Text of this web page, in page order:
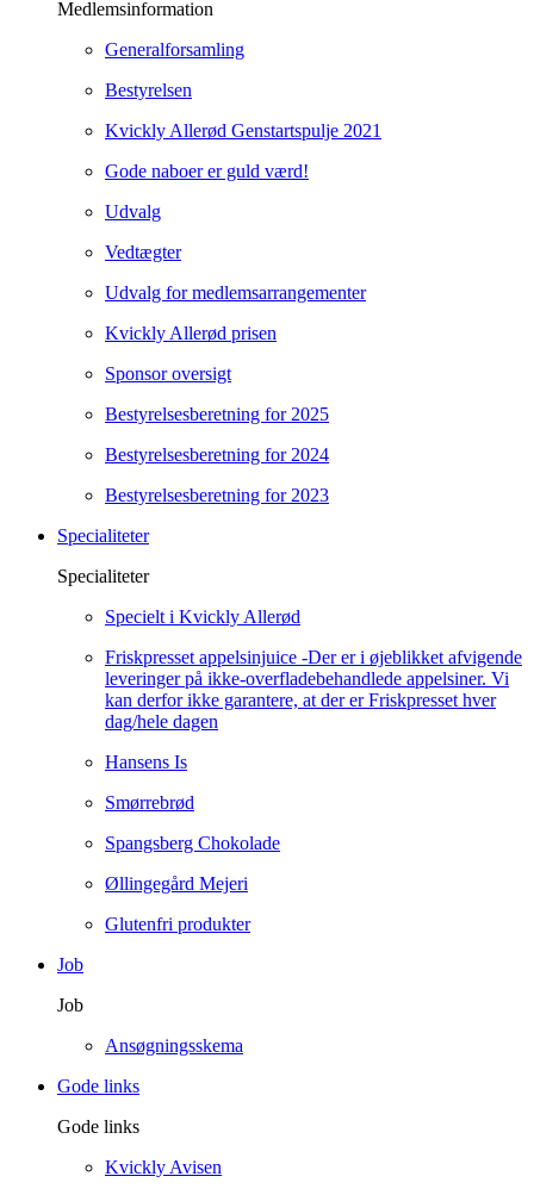
Medlemsinformation
Generalforsamling
Bestyrelsen
Kvickly Allerød Genstartspulje 2021
Gode naboer er guld værd!
Udvalg
Vedtægter
Udvalg for medlemsarrangementer
Kvickly Allerød prisen
Sponsor oversigt
Bestyrelsesberetning for 2025
Bestyrelsesberetning for 2024
Bestyrelsesberetning for 2023
Specialiteter
Specialiteter
Specielt i Kvickly Allerød
Friskpresset appelsinjuice -Der er i øjeblikket afvigende
leveringer på ikke-overfladebehandlede appelsiner. Vi
kan derfor ikke garantere, at der er Friskpresset hver
dag/hele dagen
Hansens Is
Smørrebrød
Spangsberg Chokolade
Øllingegård Mejeri
Glutenfri produkter
Job
Job
Ansøgningsskema
Gode links
Gode links
Kvickly Avisen